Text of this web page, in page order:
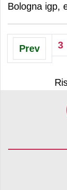
Bologna igp,
Prev 3